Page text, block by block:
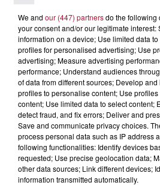
Après un franc succès l'été dernier,
du gladiateur » revient illuminer
7 et 8 août. Une fresque nocturne...
We and our (447) partnersdo the following
your consent and/or our legitimate interest:
information on a device; Use limited data
profiles for personalised advertising; Use
advertising; Measure advertising
performance; Understand audiences
of data from different sources; Develop
profiles to personalise content; Use
content; Use limited data to select content;
detect fraud, and fix errors; Deliver and
Save and communicate privacy choices.
process personal data such as IP address
following functionalities: Identify devices
requested; Use precise geolocation data;
other data sources; Link different devices;
information transmitted automatically.